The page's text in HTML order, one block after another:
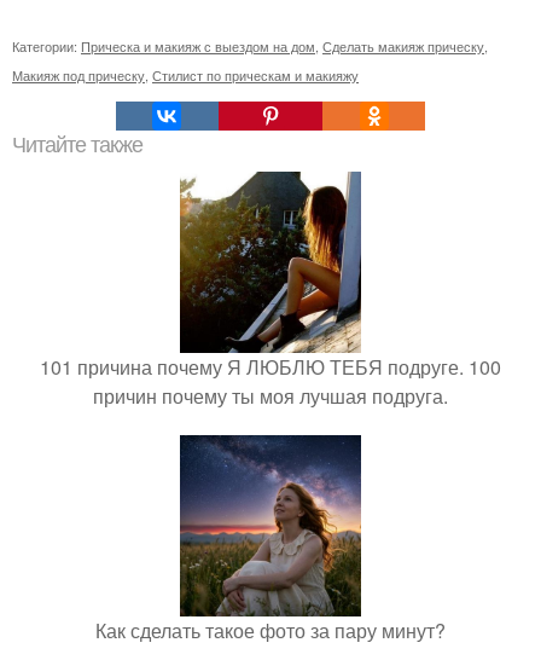
Категории: Прическа и макияж с выездом на дом, Сделать макияж прическу,
Макияж под прическу, Стилист по прическам и макияжу
Читайте также
101 причина почему Я ЛЮБЛЮ ТЕБЯ подруге. 100
причин почему ты моя лучшая подруга.
Как сделать такое фото за пару минут?